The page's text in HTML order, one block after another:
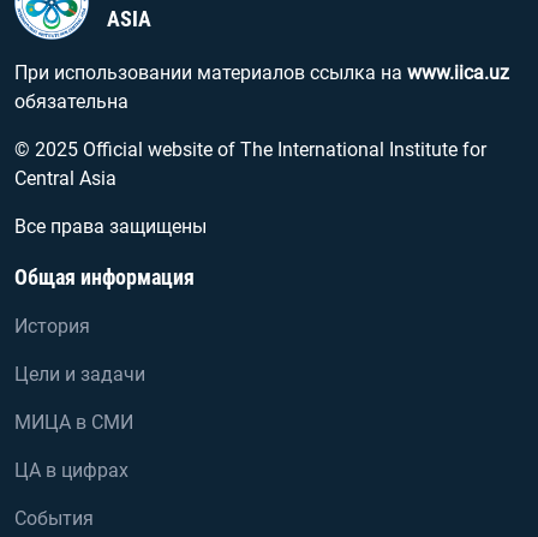
ASIA
При использовании материалов ссылка на www.iica.uz
обязательна
© 2025 Official website of The International Institute for
Central Asia
Все права защищены
Общая информация
История
Цели и задачи
МИЦА в СМИ
ЦА в цифрах
События